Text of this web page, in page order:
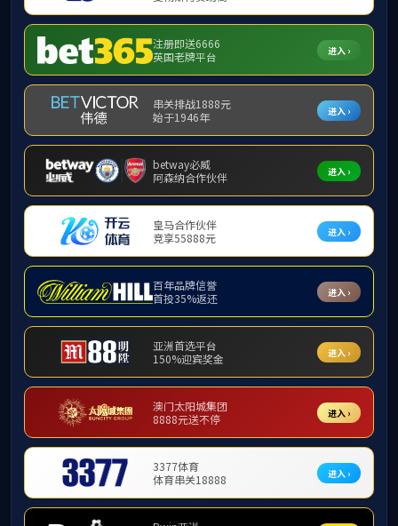
10月14日下午，中南大学基础医学院副院长管茶香教授
何阐明研究方案和关注申请项目标题的拟定等方面分享
损伤源及机制，还有目前肺损伤的治疗方法，如：抗生
上好一堂课。
管教授的报告现场气氛热烈，内容深入浅出，在科研和